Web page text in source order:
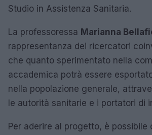
Studio in Assistenza Sanitaria.
La professoressa Marianna
rappresentanza dei ricercatori
che quanto sperimentato nella
accademica potrà essere
nella popolazione generale,
le autorità sanitarie e i portatori di
Per aderire al progetto, è possibile